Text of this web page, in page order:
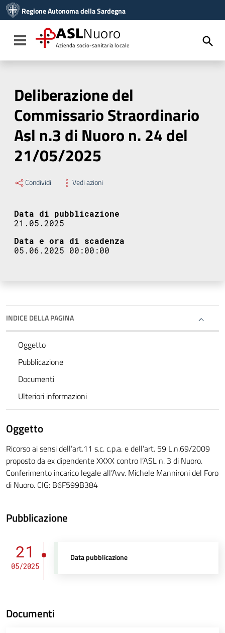
Vai al menu di navigazione
Vai al footer
Regione Autonoma della Sardegna
Toggle navigation
ASLNuoro
Azienda socio-sanitaria locale
Deliberazione del
Commissario Straordinario
Asl n.3 di Nuoro n. 24 del
21/05/2025
Condividi Vedi azioni
Data di pubblicazione
21.05.2025
Data e ora di scadenza
05.06.2025 00:00:00
INDICE DELLA PAGINA
Oggetto
Pubblicazione
Documenti
Ulteriori informazioni
Oggetto
Ricorso ai sensi dell’art.11 s.c. c.p.a. e dell’art. 59 L.n.69/2009
proposto da ex dipendente XXXX contro l’ASL n. 3 di Nuoro.
Conferimento incarico legale all’Avv. Michele Mannironi del Foro
di Nuoro. CIG: B6F599B384
Pubblicazione
21
05/2025
Data pubblicazione
Documenti